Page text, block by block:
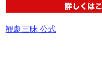
観劇三昧 公式